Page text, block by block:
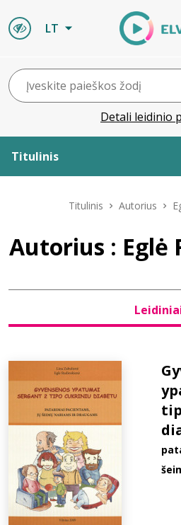
LT
Detali leidinio
Titulinis
Leidiniai
D.U.K.
Titulinis Autorius
Autorius : Eglė